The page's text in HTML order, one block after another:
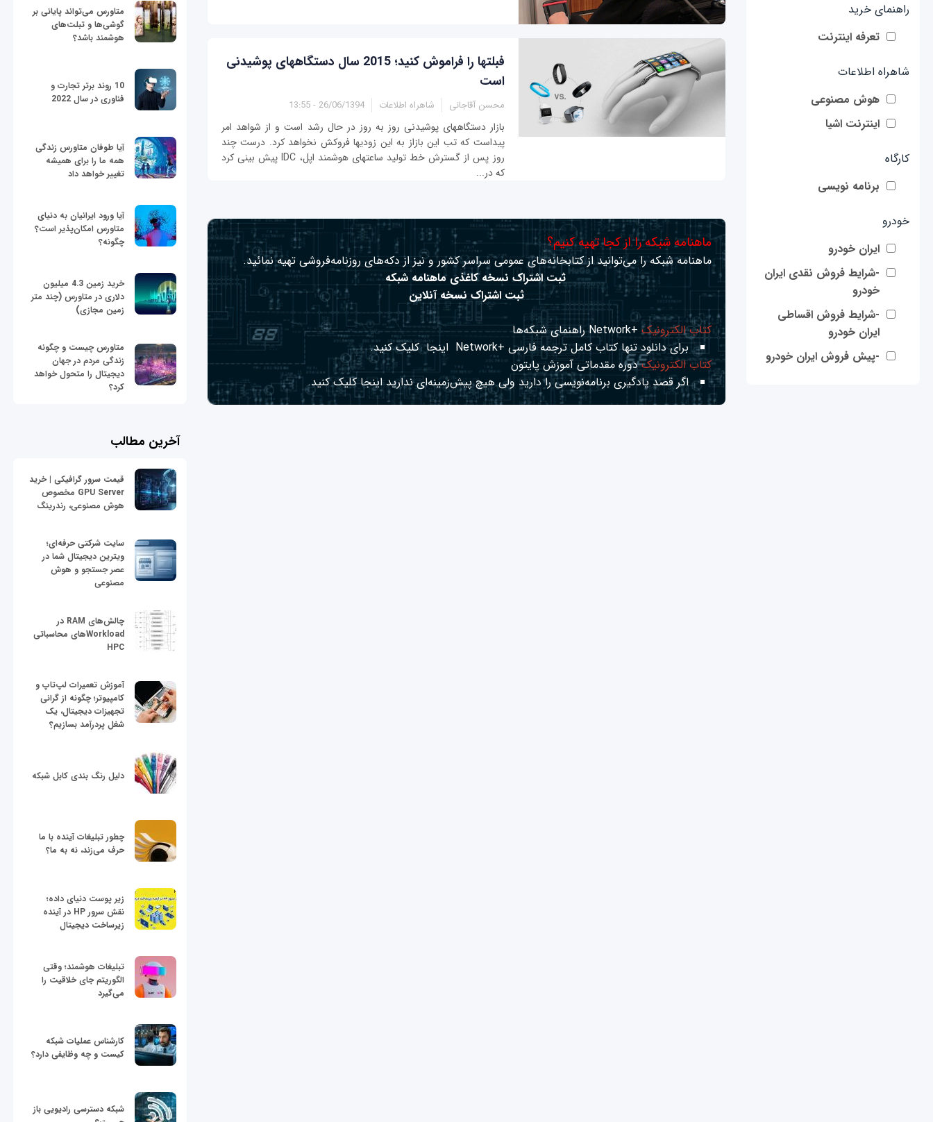
راهنمای خرید
تعرفه اینترنت
شاهراه اطلاعات
هوش مصنوعی
اینترنت اشیا
کارگاه
برنامه نویسی
خودرو
ایران خودرو
-شرایط فروش نقدی ایران
خودرو
-شرایط فروش اقساطی
ایران خودرو
-پیش فروش ایران خودرو
فبلت‎ها را فراموش کنید؛ 2015 سال دستگاه‎های پوشیدنی
است
محسن آقاجانی شاهراه اطلاعات 26/06/1394 - 13:55
بازار دستگاه‎های پوشیدنی روز به روز در حال رشد است و از شواهد امر
پیداست که تب این بازاز به این زودی‎ها فروکش نخواهد کرد. درست چند
روز پس از گسترش خط تولید ساعت‎های هوشمند اپل، IDC پیش بینی کرد
که در...
ماهنامه شبکه را از کجا تهیه کنیم؟
ماهنامه شبکه را می‌توانید از کتابخانه‌های عمومی سراسر کشور و نیز از دکه‌های روزنامه‌فروشی تهیه نمائید.
ثبت اشتراک نسخه کاغذی ماهنامه شبکه
ثبت اشتراک نسخه آنلاین
کتاب الکترونیک +Network راهنمای شبکه‌ها
برای دانلود تنها کتاب کامل ترجمه فارسی +Network
اینجا کلیک کنید.
کتاب الکترونیکدوره مقدماتی آموزش پایتون
اگر قصد یادگیری برنامه‌نویسی را دارید ولی هیچ پیش‌زمینه‌ای نداریداینجا کلیک کنید.
متاورس می‌تواند پایانی بر
گوشی‌ها و تبلت‌های
هوشمند باشد؟
10 روند برتر تجارت و
فناوری در سال 2022
آیا طوفان متاورس زندگی
همه ما را برای همیشه
تغییر خواهد داد
آیا ورود ایرانیان به دنیای
متاورس امکان‌پذیر است؟
چگونه؟
خرید زمین 4.3 میلیون
دلاری در متاورس (چند متر
زمین مجازی)
متاورس چیست و چگونه
زندگی مردم در جهان
دیجیتال را متحول خواهد
کرد؟
آخرین مطالب
قیمت سرور گرافیکی | خرید
GPU Server مخصوص
هوش مصنوعی، رندرینگ
سایت شرکتی حرفه‌ای؛
ویترین دیجیتال شما در
عصر جستجو و هوش
مصنوعی
چالش‌های RAM در
Workloadهای محاسباتی
HPC
آموزش تعمیرات لپ‌تاپ و
کامپیوتر؛ چگونه از گرانی
تجهیزات دیجیتال، یک
شغل پردرآمد بسازیم؟
دلیل رنگ بندی کابل شبکه
چطور تبلیغات آینده با ما
حرف می‌زند، نه به ما؟
زیر پوست دنیای داده؛
نقش سرور HP در آینده
زیرساخت دیجیتال
تبلیغات هوشمند؛ وقتی
الگوریتم جای خلاقیت را
می‌گیرد
کارشناس عملیات شبکه
کیست و چه وظایفی دارد؟
شبکه دسترسی رادیویی باز